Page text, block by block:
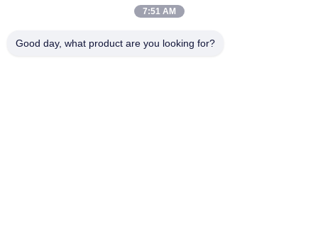
Huis
Producten
7:51 AM
Good day, what product are you looking for?